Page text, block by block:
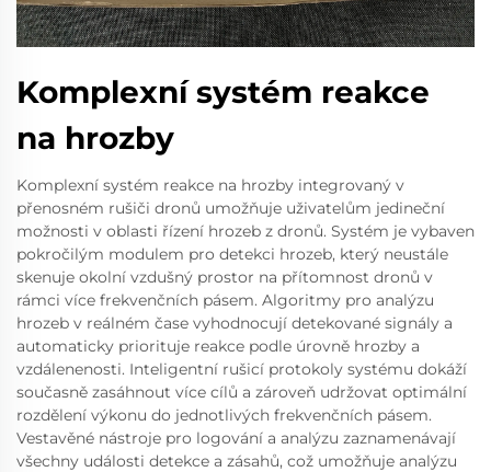
Komplexní systém reakce
na hrozby
Komplexní systém reakce na hrozby integrovaný v
přenosném rušiči dronů umožňuje uživatelům jedineční
možnosti v oblasti řízení hrozeb z dronů. Systém je vybaven
pokročilým modulem pro detekci hrozeb, který neustále
skenuje okolní vzdušný prostor na přítomnost dronů v
rámci více frekvenčních pásem. Algoritmy pro analýzu
hrozeb v reálném čase vyhodnocují detekované signály a
automaticky priorituje reakce podle úrovně hrozby a
vzdálenenosti. Inteligentní rušicí protokoly systému dokáží
současně zasáhnout více cílů a zároveň udržovat optimální
rozdělení výkonu do jednotlivých frekvenčních pásem.
Vestavěné nástroje pro logování a analýzu zaznamenávají
všechny události detekce a zásahů, což umožňuje analýzu